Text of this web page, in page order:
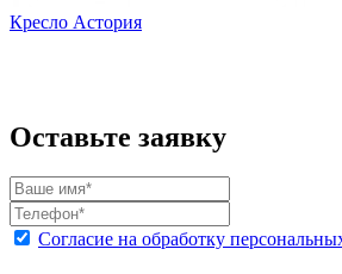
Кресло Астория
Оставьте заявку
Согласие на обработку